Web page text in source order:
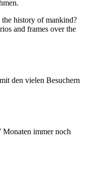
history of mankind?
and frames over the
den vielen Besuchern
immer noch